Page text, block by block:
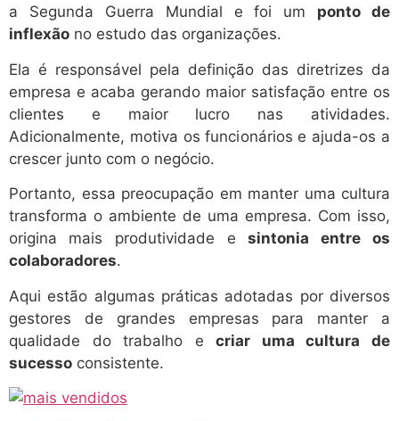
a Segunda Guerra Mundial e foi um ponto de
inflexão no estudo das organizações.
Ela é responsável pela definição das diretrizes da
empresa e acaba gerando maior satisfação entre os
clientes e maior lucro nas atividades.
Adicionalmente, motiva os funcionários e ajuda-os a
crescer junto com o negócio.
Portanto, essa preocupação em manter uma cultura
transforma o ambiente de uma empresa. Com isso,
origina
mais produtividade e sintonia entre os
colaboradores.
Aqui estão algumas práticas adotadas por diversos
gestores de grandes empresas para manter a
qualidade do trabalho ecriar uma cultura de
sucesso consistente.